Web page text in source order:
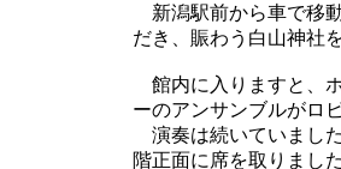
新潟駅前から車で移
だき、賑わう白山神社
館内に入りますと、
ーのアンサンブルがロ
演奏は続いていまし
階正面に席を取りまし